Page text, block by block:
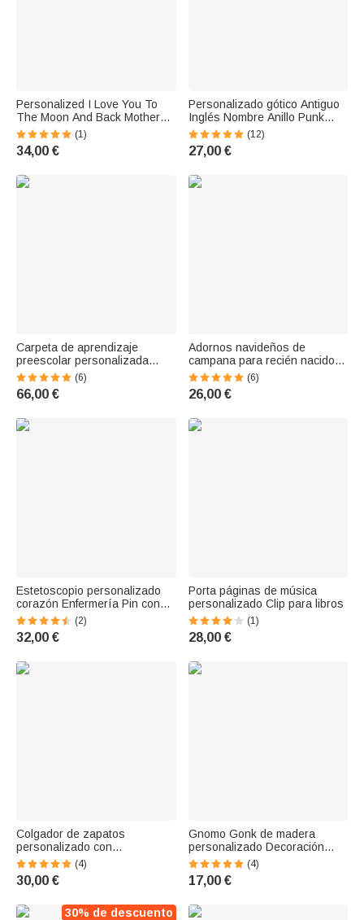
Personalized I Love You To
The Moon And Back Mother
Kids Elephant Necklace with
Names
(1)
34,00 €
Personalizado gótico Antiguo
Inglés Nombre Anillo Punk
Joyería Espeluznante
Temporada de Halloween
Regalo para Mujeres Hombres
(12)
27,00 €
Carpeta de aprendizaje
preescolar personalizada
Juguetes educativos para
niños
(6)
66,00 €
Adornos navideños de
campana para recién nacido
con nombre y fecha
personalizados
(6)
26,00 €
Estetoscopio personalizado
corazón Enfermería Pin con
piedra de nacimiento
(2)
32,00 €
Porta páginas de música
personalizado Clip para libros
(1)
28,00 €
Colgador de zapatos
personalizado con
monograma(4)
30,00 €
Gnomo Gonk de madera
personalizado Decoración
navideña para el hogar
(4)
17,00 €
30% de descuento